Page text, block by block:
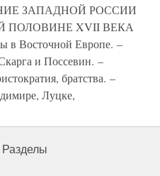
ЗАПАДНОЙ РОССИИ
ПОЛОВИНЕ XVII ВЕКА
в Восточной Европе. –
и Поссевин. –
братства. –
Луцке,
Разделы